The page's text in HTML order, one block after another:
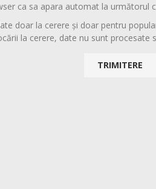
ca sa apara automat la următorul
doar la cerere și doar pentru
la cerere, date nu sunt procesate